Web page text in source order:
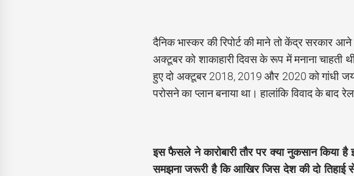
दैनिक भास्कर की रिपोर्ट की माने तो केंद्र सरकार
अक्टूबर को शाकाहारी दिवस के रूप में मनाना
हुए दो अक्टूबर 2018, 2019 और 2020 को गांधी
परोसने का प्लान बनाया था। हालांकि विवाद के बाद
इस फैसले ने कारोबारी तौर पर क्या नुकसान किया है
समझना जरूरी है कि आखिर जिस देश की दो तिहाई